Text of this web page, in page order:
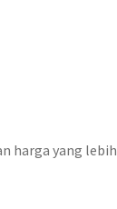
harga yang lebih